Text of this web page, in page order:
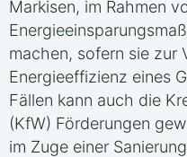
Markisen, im Rahmen
machen, sofern sie zur
Energieeffizienz eines
Fällen kann auch die
(KfW) Förderungen
im Zuge einer